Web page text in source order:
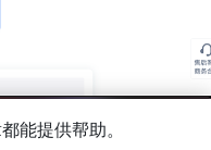
能提供帮助。